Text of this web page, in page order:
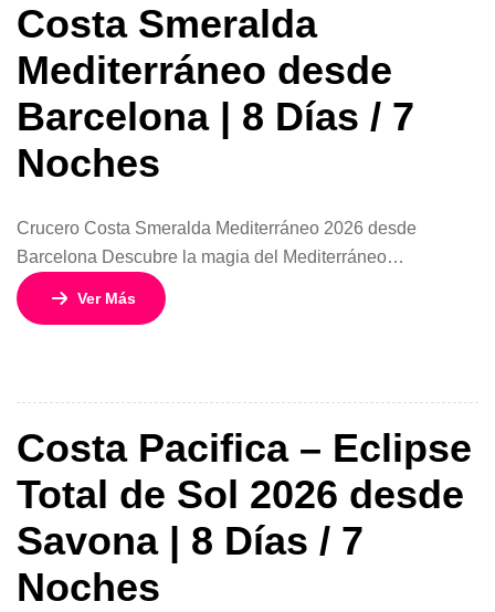
Costa Smeralda
Mediterráneo desde
Barcelona | 8 Días / 7
Noches
Crucero Costa Smeralda Mediterráneo 2026 desde
Barcelona Descubre la magia del Mediterráneo
navegando a bordo del espectacular Costa Smeralda, uno
de los barcos más modernos, innovadores y sostenibles
noches es ideal para quienes desean recorrer […]
Ver Más
Costa Pacifica – Eclipse
Total de Sol 2026 desde
Savona | 8 Días / 7
Noches